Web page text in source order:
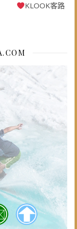
KLOOK客路